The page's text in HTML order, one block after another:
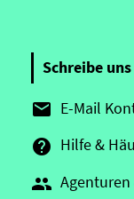
Schreibe
 E-Mail
 Hilfe &
